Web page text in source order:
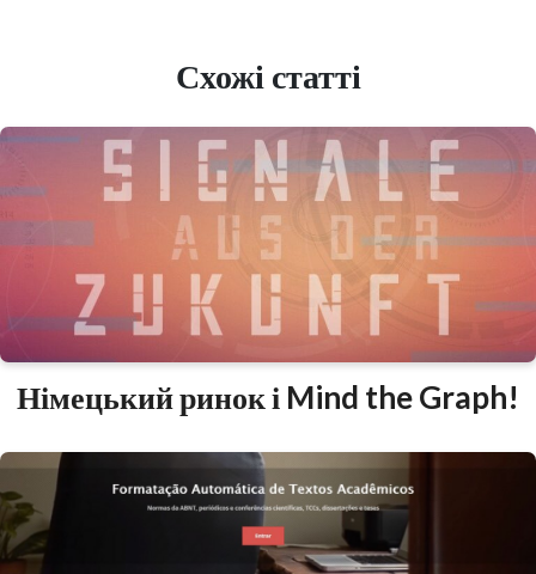
Схожі статті
Німецький ринок і Mind the Graph!